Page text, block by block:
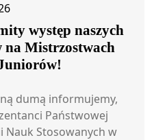
występ naszych
na Mistrzostwach
dumą informujemy,
Państwowej
Nauk Stosowanych w